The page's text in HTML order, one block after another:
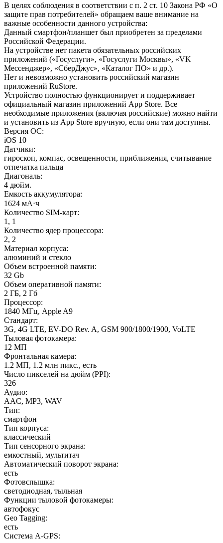
В целях соблюдения в соответствии с п. 2 ст. 10 Закона РФ «О
защите прав потребителей» обращаем ваше внимание на
важные особенности данного устройства:
Данный смартфон/планшет был приобретен за пределами
Российской Федерации.
На устройстве нет пакета обязательных российских
приложений («Госуслуги», «Госуслуги Москвы», «VK
Мессенджер», «СберДжус», «Каталог ПО» и др.).
Нет и невозможно установить российский магазин
приложений RuStore.
Устройство полностью функционирует и поддерживает
официальный магазин приложений App Store. Все
необходимые приложения (включая российские) можно найти
и установить из App Store вручную, если они там доступны.
Версия ОС:
iOS 10
Датчики:
гироскоп, компас, освещенности, приближения, считывание
отпечатка пальца
Диагональ:
4 дюйм.
Емкость аккумулятора:
1624 мА⋅ч
Количество SIM-карт:
1, 1
Количество ядер процессора:
2, 2
Материал корпуса:
алюминий и стекло
Объем встроенной памяти:
32 Gb
Объем оперативной памяти:
2 ГБ, 2 Гб
Процессор:
1840 МГц, Apple A9
Стандарт:
3G, 4G LTE, EV-DO Rev. A, GSM 900/1800/1900, VoLTE
Тыловая фотокамера:
12 МП
Фронтальная камера:
1.2 МП, 1.2 млн пикс., есть
Число пикселей на дюйм (PPI):
326
Аудио:
AAC, MP3, WAV
Тип:
смартфон
Тип корпуса:
классический
Тип сенсорного экрана:
емкостный, мультитач
Автоматический поворот экрана:
есть
Фотовспышка:
светодиодная, тыльная
Функции тыловой фотокамеры:
автофокус
Geo Tagging:
есть
Cистема A-GPS: